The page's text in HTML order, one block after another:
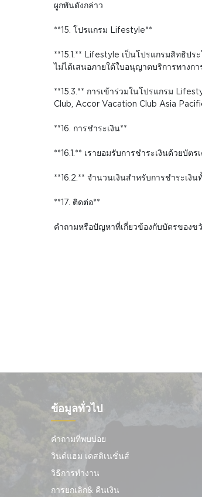
ผูกพันดังกล่าว
**15. โปรแกรม Lifestyle**
**15.1.** Lifestyle เป็นโปรแกรมสิทธิปร
ไม่ได้เสนอภายใต้ใบอนุญาตบริการทางกา
**15.3.** การเข้าร่วมในโปรแกรม
Club, Accor Vacation Club Asia
**16. การชำระเงิน**
**16.1.** เรายอมรับการชำระเงินด้วยบั
**16.2.** จำนวนเงินสำหรับการชำระเงิ
**17. ติดต่อ**
คำถามหรือปัญหาที่เกี่ยวข้องกับบัตรของ
ข้อมูลทั่วไป
คำถามที่พบบ่อย
วินด์แฮม เดสติเนชั่นส์
วิธีการทำงาน
การยกเลิก& คืนเงิน